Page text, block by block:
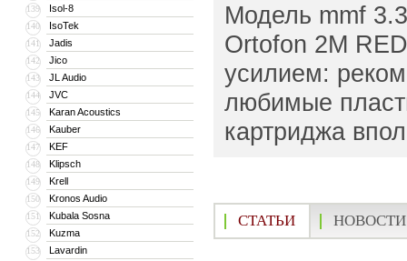
139 Isol-8
140 IsoTek
141 Jadis
142 Jico
143 JL Audio
144 JVC
145 Karan Acoustics
146 Kauber
147 KEF
148 Klipsch
149 Krell
150 Kronos Audio
151 Kubala Sosna
152 Kuzma
153 Lavardin
Модель mmf
Ortofon 2M
усилием:
любимые
картриджа
СТАТЬИ НОВОСТИ